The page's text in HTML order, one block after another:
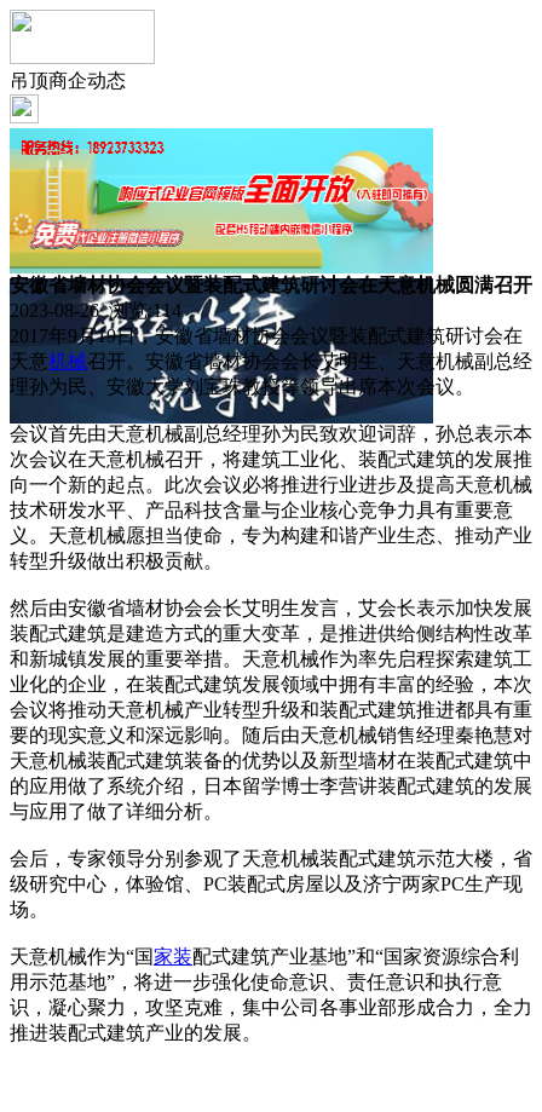
吊顶商企动态
安徽省墙材协会会议暨装配式建筑研讨会在天意机械圆满召开
2023-08-26 浏览:114
2017年9月19日，安徽省墙材协会会议暨装配式建筑研讨会在
天意机械召开。安徽省墙材协会会长艾明生、天意机械副总经
理孙为民、安徽大学刘宝珠教授等领导出席本次会议。
会议首先由天意机械副总经理孙为民致欢迎词辞，孙总表示本
次会议在天意机械召开，将建筑工业化、装配式建筑的发展推
向一个新的起点。此次会议必将推进行业进步及提高天意机械
技术研发水平、产品科技含量与企业核心竞争力具有重要意
义。天意机械愿担当使命，专为构建和谐产业生态、推动产业
转型升级做出积极贡献。
然后由安徽省墙材协会会长艾明生发言，艾会长表示加快发展
装配式建筑是建造方式的重大变革，是推进供给侧结构性改革
和新城镇发展的重要举措。天意机械作为率先启程探索建筑工
业化的企业，在装配式建筑发展领域中拥有丰富的经验，本次
会议将推动天意机械产业转型升级和装配式建筑推进都具有重
要的现实意义和深远影响。随后由天意机械销售经理秦艳慧对
天意机械装配式建筑装备的优势以及新型墙材在装配式建筑中
的应用做了系统介绍，日本留学博士李营讲装配式建筑的发展
与应用了做了详细分析。
会后，专家领导分别参观了天意机械装配式建筑示范大楼，省
级研究中心，体验馆、PC装配式房屋以及济宁两家PC生产现
场。
天意机械作为“国家装配式建筑产业基地”和“国家资源综合利
用示范基地”，将进一步强化使命意识、责任意识和执行意
识，凝心聚力，攻坚克难，集中公司各事业部形成合力，全力
推进装配式建筑产业的发展。